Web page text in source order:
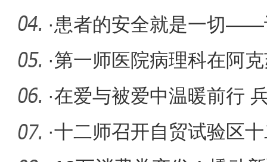
管理工作
·患者的安全就是一切——
监护病房
·第一师医院病理科在阿
瘤PD-L
·在爱与被爱中温暖前行
校里的民
·十二师召开自贸试验区